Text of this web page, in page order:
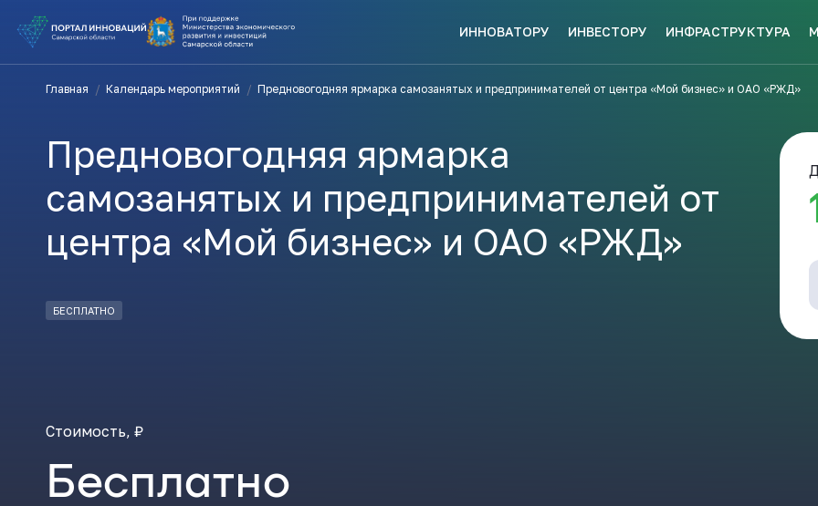
ИННОВАТОРУ ИНВЕСТОРУ ИНФРАСТРУКТУРА
Главная / Календарь мероприятий / Предновогодняя ярмарка самозанятых и предпринимателей от центра «Мой бизнес» и ОАО «РЖД»
Предновогодняя ярмарка
самозанятых и предпринимателей от
центра «Мой бизнес» и ОАО «РЖД»
БЕСПЛАТНО
Стоимость, ₽
Бесплатно
Актуальные конкурсы Анонсы публикаций
ВЫ В ПОИСКЕ МЕР
ВАМ СЮДА
НАВИГАТОР
ПОЛЕЗНЫЕ СТАТЬИ